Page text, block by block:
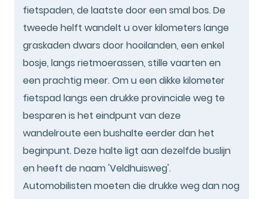
fietspaden, de laatste door een smal bos. De
tweede helft wandelt u over kilometers lange
graskaden dwars door hooilanden, een enkel
bosje, langs rietmoerassen, stille vaarten en
een prachtig meer. Om u een dikke kilometer
fietspad langs een drukke provinciale weg te
besparen is het eindpunt van deze
wandelroute een bushalte eerder dan het
beginpunt. Deze halte ligt aan dezelfde buslijn
en heeft de naam 'Veldhuisweg'.
Automobilisten moeten die drukke weg dan nog